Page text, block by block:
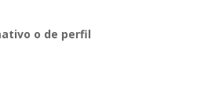
o de perfil